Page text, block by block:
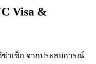
Visa &
ซ่าเช็ก จากประสบการณ์